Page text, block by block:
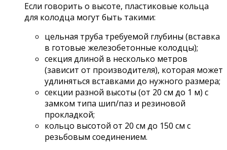
Если говорить о высоте, пластиковые кольца
для колодца могут быть такими:
цельная труба требуемой глубины (вставка
в готовые железобетонные колодцы);
секция длиной в несколько метров
(зависит от производителя), которая может
удлиняться вставками до нужного размера;
секции разной высоты (от 20 см до 1 м) с
замком типа шип/паз и резиновой
прокладкой;
кольцо высотой от 20 см до 150 см с
резьбовым соединением.